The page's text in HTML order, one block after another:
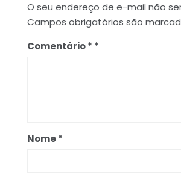
O seu endereço de e-mail não
Campos obrigatórios são
Comentário*
Nome*